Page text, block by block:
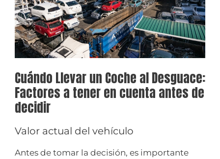
Cuándo Llevar un Coche al Desguace:
Factores a tener en cuenta antes de
decidir
Valor actual del vehículo
Antes de tomar la decisión, es importante